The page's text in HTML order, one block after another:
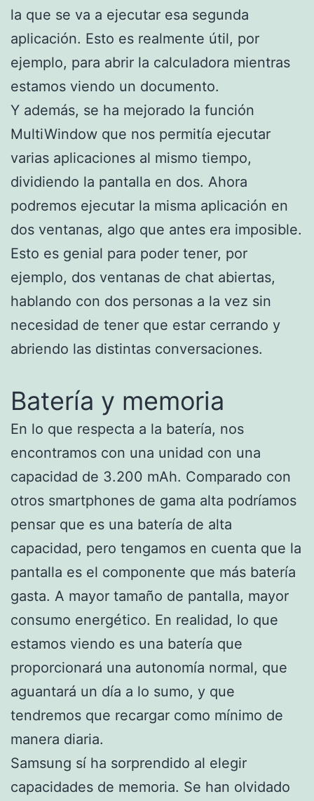
la que se va a ejecutar esa segunda
aplicación. Esto es realmente útil, por
ejemplo, para abrir la calculadora mientras
estamos viendo un documento.
Y además, se ha mejorado la función
MultiWindow que nos permitía ejecutar
varias aplicaciones al mismo tiempo,
dividiendo la pantalla en dos. Ahora
podremos ejecutar la misma aplicación en
dos ventanas, algo que antes era imposible.
Esto es genial para poder tener, por
ejemplo, dos ventanas de chat abiertas,
hablando con dos personas a la vez sin
necesidad de tener que estar cerrando y
abriendo las distintas conversaciones.
Batería y memoria
En lo que respecta a la batería, nos
encontramos con una unidad con una
capacidad de 3.200 mAh. Comparado con
otros smartphones de gama alta podríamos
pensar que es una batería de alta
capacidad, pero tengamos en cuenta que la
pantalla es el componente que más batería
gasta. A mayor tamaño de pantalla, mayor
consumo energético. En realidad, lo que
estamos viendo es una batería que
proporcionará una autonomía normal, que
aguantará un día a lo sumo, y que
tendremos que recargar como mínimo de
manera diaria.
Samsung sí ha sorprendido al elegir
capacidades de memoria. Se han olvidado